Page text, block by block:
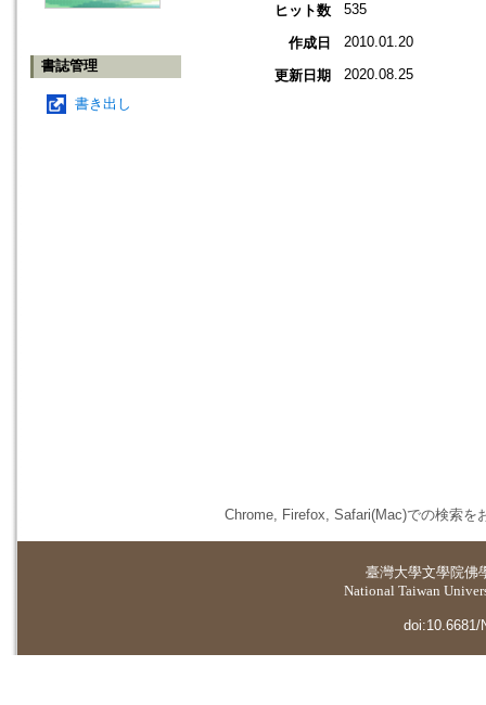
書誌管理
書き出し
ヒット数
535
作成日 2010.01.20
更新日期 2020.08.25
Chrome, Firefox, Safari(Mac)での検索を
臺灣大學文學院佛
National Taiwan
doi:10.6681/